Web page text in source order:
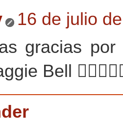
16 de julio
gracias
Bell